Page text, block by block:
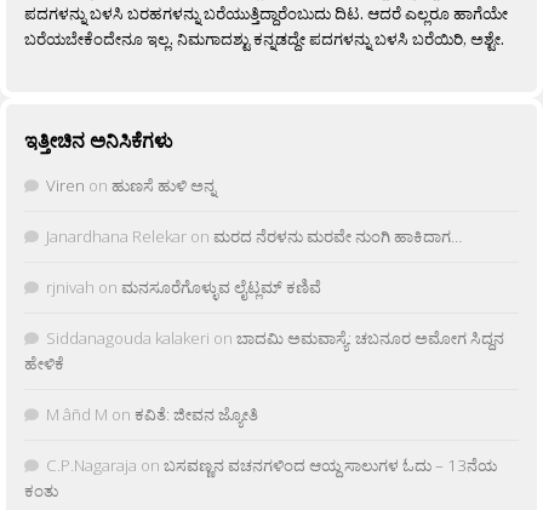
ಪದಗಳನ್ನು ಬಳಸಿ ಬರಹಗಳನ್ನು ಬರೆಯುತ್ತಿದ್ದಾರೆಂಬುದು ದಿಟ. ಆದರೆ ಎಲ್ಲರೂ ಹಾಗೆಯೇ
ಬರೆಯಬೇಕೆಂದೇನೂ ಇಲ್ಲ. ನಿಮಗಾದಶ್ಟು ಕನ್ನಡದ್ದೇ ಪದಗಳನ್ನು ಬಳಸಿ ಬರೆಯಿರಿ, ಅಶ್ಟೇ.
ಇತ್ತೀಚಿನ ಅನಿಸಿಕೆಗಳು
Viren on ಹುಣಸೆ ಹುಳಿ ಅನ್ನ
Janardhana Relekar on ಮರದ ನೆರಳನು ಮರವೇ ನುಂಗಿ ಹಾಕಿದಾಗ…
rjnivah on ಮನಸೂರೆಗೊಳ್ಳುವ ಲೈಟ್ಲಮ್ ಕಣಿವೆ
Siddanagouda kalakeri on ಬಾದಮಿ ಅಮವಾಸ್ಯೆ: ಚಬನೂರ ಅಮೋಗ ಸಿದ್ದನ
ಹೇಳಿಕೆ
M âñd M on ಕವಿತೆ: ಜೀವನ ಜ್ಯೋತಿ
C.P.Nagaraja on ಬಸವಣ್ಣನ ವಚನಗಳಿಂದ ಆಯ್ದ ಸಾಲುಗಳ ಓದು – 13ನೆಯ
ಕಂತು